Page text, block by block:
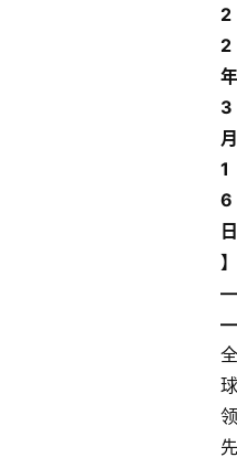
2
2
年
3
月
1
6
日
】
—
—
全
球
领
先